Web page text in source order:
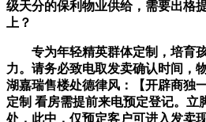
级天分的保利物业供给，需要出格
上？
专为年轻精英群体定制，培育孩
力。请务必致电取发卖确认时间，
湖嘉瑞售楼处德律风：【开辟商独
定制 看房需提前来电预定登记。立
处，此中，仅预定客户可进入发卖